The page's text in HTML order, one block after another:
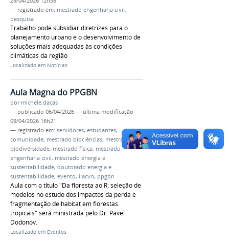
— registrado em: mestrado engenharia civil,
pesquisa
Trabalho pode subsidiar diretrizes para o
planejamento urbano e o desenvolvimento de
soluções mais adequadas às condições
climáticas da região
Localizado em Notícias
Aula Magna do PPGBN
por michele.dacas
— publicado 06/04/2026 — última modificação
09/04/2026 16h21
— registrado em: servidores, estudantes,
comunidade, mestrado biociências, mestrado
biodiversidade, mestrado física, mestrado
engenharia civil, mestrado energia e
sustentabilidade, doutorado energia e
sustentabilidade, evento, ilacvn, ppgbn
Aula com o título "Da floresta ao R: seleção de
modelos no estudo dos impactos da perda e
fragmentação de habitat em florestas
tropicais" será ministrada pelo Dr. Pavel
Dodonov.
Localizado em Eventos